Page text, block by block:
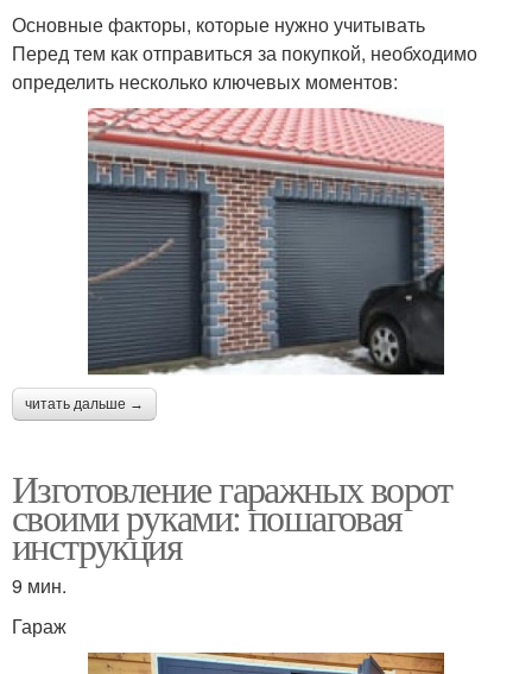
Основные факторы, которые нужно учитывать
Перед тем как отправиться за покупкой, необходимо
определить несколько ключевых моментов:
читать дальше →
Изготовление гаражных ворот
своими руками: пошаговая
инструкция
9 мин.
Гараж